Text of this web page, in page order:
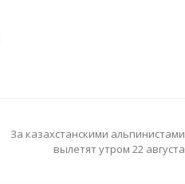
За казахстанскими альпинистами
вылетят утром 22 августа